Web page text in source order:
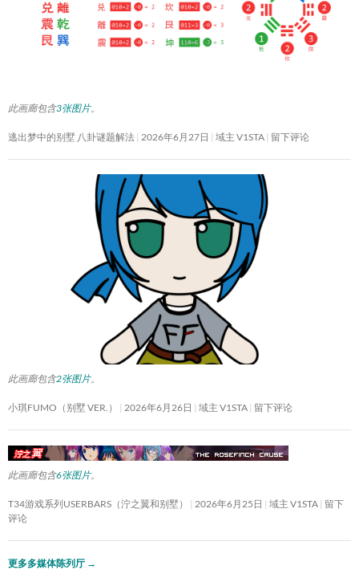
此画廊包含3张图片。
逃出梦中的别墅 八卦谜题解法 2026年6月27日 域主 V1STA 留下评论
此画廊包含2张图片。
小琪FUMO（别墅 VER.） 2026年6月26日 域主 V1STA 留下评论
此画廊包含6张图片。
T34游戏系列USERBARS（泞之翼和别墅） 2026年6月25日 域主 V1STA 留下
评论
更多多媒体陈列厅 →